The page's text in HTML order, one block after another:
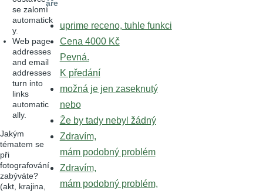
se zalomí
automatick
y.
Web page
addresses
and email
addresses
turn into
links
automatic
ally.
Jakým
tématem se
při
fotografování
zabýváte?
(akt, krajina,
áře
uprime receno, tuhle funkci
Cena 4000 Kč
Pevná.
K předání
možná je jen zaseknutý
nebo
Že by tady nebyl žádný
Zdravím,
mám podobný problém
Zdravím,
mám podobný problém,